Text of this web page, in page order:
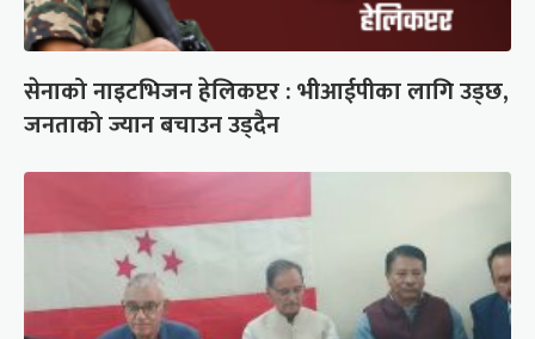
सेनाको नाइटभिजन हेलिकप्टर : भीआईपीका लागि उड्छ,
जनताको ज्यान बचाउन उड्दैन